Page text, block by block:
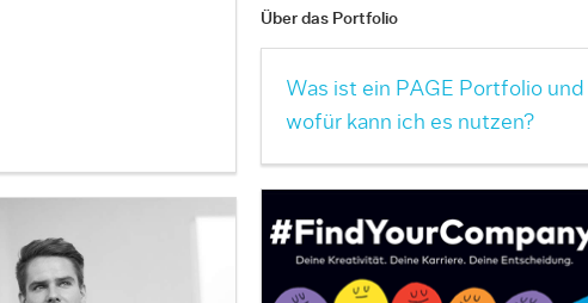
Über das Portfolio
Was ist ein PAGE Portfolio und
wofür kann ich es nutzen?